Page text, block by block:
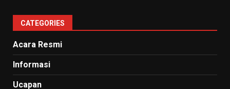
CATEGORIES
Acara Resmi
Informasi
Ucapan